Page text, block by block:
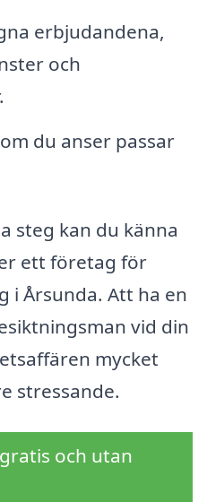
erbjudandena,
och
du anser passar
steg kan du känna
ett företag för
i Årsunda. Att ha en
vid din
mycket
stressande.
och utan